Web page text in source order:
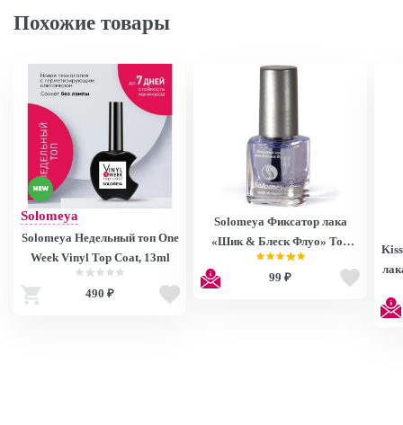
Похожие товары
Solomeya
Solomeya Недельный топ One
Week Vinyl Top Coat, 13ml
490 ₽
Solomeya Фиксатор лака
«Шик & Блеск Флуо» Top
fluo 6 ml. ref. 44753
99 ₽